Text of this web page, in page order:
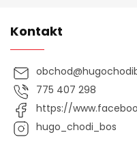
Kontakt
obchod@
775 407 298
https://
hugo_chodi_bos